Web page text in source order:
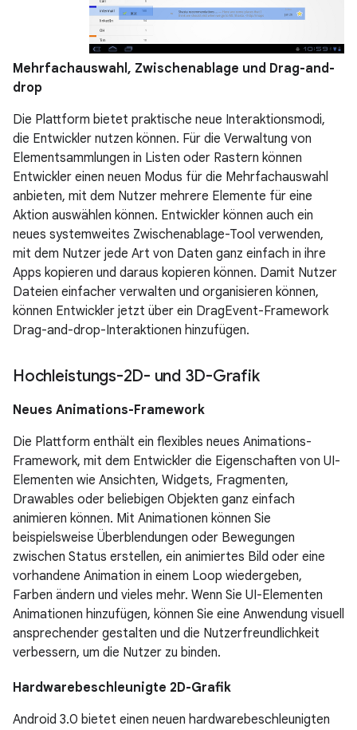
Mehrfachauswahl, Zwischenablage und Drag-and-
drop
Die Plattform bietet praktische neue Interaktionsmodi,
die Entwickler nutzen können. Für die Verwaltung von
Elementsammlungen in Listen oder Rastern können
Entwickler einen neuen Modus für die Mehrfachauswahl
anbieten, mit dem Nutzer mehrere Elemente für eine
Aktion auswählen können. Entwickler können auch ein
neues systemweites Zwischenablage-Tool verwenden,
mit dem Nutzer jede Art von Daten ganz einfach in ihre
Apps kopieren und daraus kopieren können. Damit Nutzer
Dateien einfacher verwalten und organisieren können,
können Entwickler jetzt über ein DragEvent-Framework
Drag-and-drop-Interaktionen hinzufügen.
Hochleistungs-2D- und 3D-Grafik
Neues Animations-Framework
Die Plattform enthält ein flexibles neues Animations-
Framework, mit dem Entwickler die Eigenschaften von UI-
Elementen wie Ansichten, Widgets, Fragmenten,
Drawables oder beliebigen Objekten ganz einfach
animieren können. Mit Animationen können Sie
beispielsweise Überblendungen oder Bewegungen
zwischen Status erstellen, ein animiertes Bild oder eine
vorhandene Animation in einem Loop wiedergeben,
Farben ändern und vieles mehr. Wenn Sie UI-Elementen
Animationen hinzufügen, können Sie eine Anwendung visuell
ansprechender gestalten und die Nutzerfreundlichkeit
verbessern, um die Nutzer zu binden.
Hardwarebeschleunigte 2D-Grafik
Android 3.0 bietet einen neuen hardwarebeschleunigten